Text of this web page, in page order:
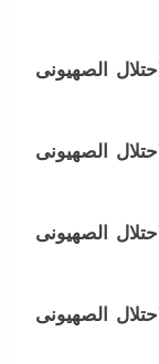
الصهيونى
الصهيونى
الصهيونى
الصهيونى